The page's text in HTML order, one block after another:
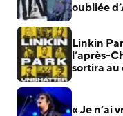
oubliée
Linkin
l’après-
sortira au
« Je n’ai